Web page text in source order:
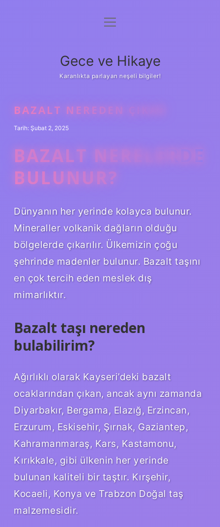
Anasayfa
Yasal Uyarı
menüyü
Gece ve Hikaye
Karanlıkta parlayan neşeli bilgiler!
BAZALT NEREDEN ÇIKAR
Tarih: Şubat 2, 2025
BAZALT NERELERDE
BULUNUR?
Dünyanın her yerinde kolayca bulunur.
Mineraller volkanik dağların olduğu
bölgelerde çıkarılır. Ülkemizin çoğu
şehrinde madenler bulunur. Bazalt taşını
en çok tercih eden meslek dış
mimarlıktır.
Bazalt taşı nereden
bulabilirim?
Ağırlıklı olarak Kayseri’deki bazalt
ocaklarından çıkan, ancak aynı zamanda
Diyarbakır, Bergama, Elazığ, Erzincan,
Erzurum, Eskisehir, Şırnak, Gaziantep,
Kahramanmaraş, Kars, Kastamonu,
Kırıkkale, gibi ülkenin her yerinde
bulunan kaliteli bir taştır. Kırşehir,
Kocaeli, Konya ve Trabzon Doğal taş
malzemesidir.